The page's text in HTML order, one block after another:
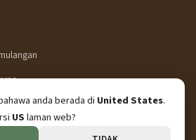
anda berada di United States.
USlaman web?